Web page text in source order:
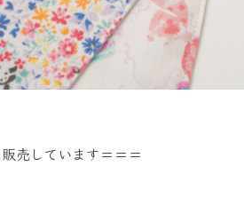
売しています＝＝＝